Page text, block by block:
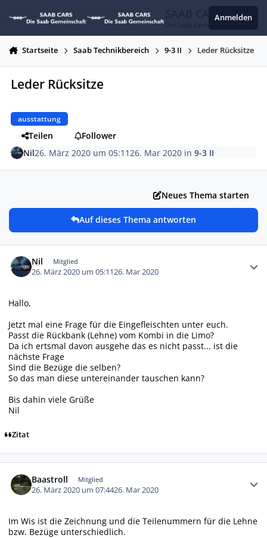
SAAB CARS
Die Saab Gemeinschaft
Anmelden
Startseite Saab Technikbereich 9-3 II Leder Rücksitze
Leder Rücksitze
ausstattung
Teilen
Follower
Nil26. März 2020 um 05:11 26. Mar 2020 in9-3 II
Neues Thema starten
Auf dieses Thema antworten
Nil Mitglied
26. März 2020 um 05:1126. Mar 2020
Hallo,
Jetzt mal eine Frage für die Eingefleischten unter euch.
Passt die Rückbank (Lehne) vom Kombi in die Limo?
Da ich ertsmal davon ausgehe das es nicht passt... ist die
nächste Frage
Sind die Bezüge die selben?
So das man diese untereinander tauschen kann?
Bis dahin viele Grüße
Nil
Zitat
Baastroll Mitglied
26. März 2020 um 07:4426. Mar 2020
Im Wis ist die Zeichnung und die Teilenummern für die Lehne
bzw. Bezüge unterschiedlich.